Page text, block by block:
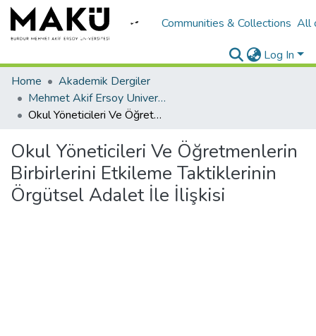
Communities & Collections All
Log In
Home
Akademik Dergiler
Mehmet Akif Ersoy University Journal of The Institute of Educational Sciences
Okul Yöneticileri Ve Öğretmenlerin Birbirlerini Etkileme Taktiklerinin Örgütsel Adalet İle İlişkisi
Okul Yöneticileri Ve Öğretmenlerin
Birbirlerini Etkileme Taktiklerinin
Örgütsel Adalet İle İlişkisi